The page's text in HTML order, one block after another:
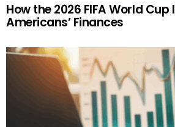
How the 2026 FIFA World
Americans’ Finances